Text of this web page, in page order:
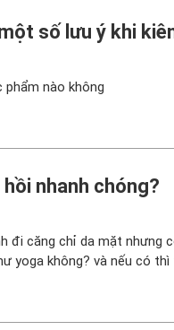
số lưu ý khi
phẩm nào không
nhanh chóng?
đi căng chỉ da mặt nhưng
yoga không? và nếu có thì